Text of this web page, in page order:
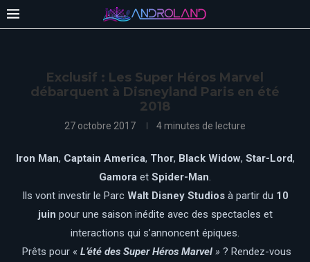
Exclusif : Les Super Héros Marvel
débarquent à Disneyland Paris en été
2018
27 octobre 2017 4 minutes de lecture
Iron Man, Captain America, Thor, Black Widow, Star-Lord,
Gamora et Spider-Man
Ils vont investir le Parc Walt Disney Studiosà partir du 10
juin pour une saison inédite avec des spectacles et
interactions qui s’annoncent épiques.
Prêts pour « L’été des Super Héros Marvel» ? Rendez-vous